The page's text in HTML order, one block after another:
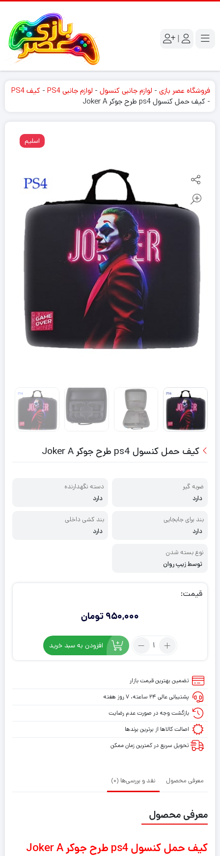
|
فروشگاه عصر بازی - لوازم جانبی کنسول - لوازم جانبی PS4 - کیف PS4
- کیف حمل کنسول ps4 طرح جوکر Joker A
اسلیم
کیف حمل کنسول ps4 طرح جوکر Joker A
ضربه گیر
دارد
دسته نگهدارنده
دارد
بند برای جابجایی
دارد
بند کشی داخلی
دارد
نوع بسته شدن
توسط زیپ روان
قیمت:
950,000 تومان
تعداد:
کنسول
طرح
جوکر
A
افزودن به سبد خرید
تضمین بهترین قیمت بازار
پشتیبانی عالی ۲۴ ساعته، ۷ روز هفته
بازگشت وجه در صورت عدم رضایت
اصالت کالاها از برترین برندها
تحویل سریع در کمترین زمان ممکن
معرفی محصول نقد و بررسی‌ها (0)
معرفی محصول
کیف حمل کنسول ps4 طرح جوکر Joker A